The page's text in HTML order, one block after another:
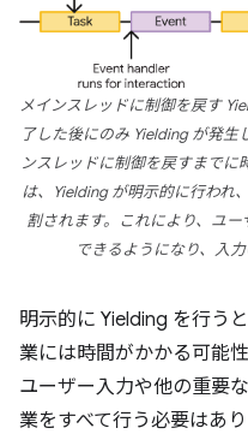
メインスレッドに制御を戻す
了した後にのみ Yielding が発
ンスレッドに制御を戻すまでに
は、Yielding が明示的に行われ
割されます。これにより、ユ
できるようになり、入
明示的に Yielding を行う
業には時間がかかる可能
ユーザー入力や他の重要
業をすべて行う必要はあ